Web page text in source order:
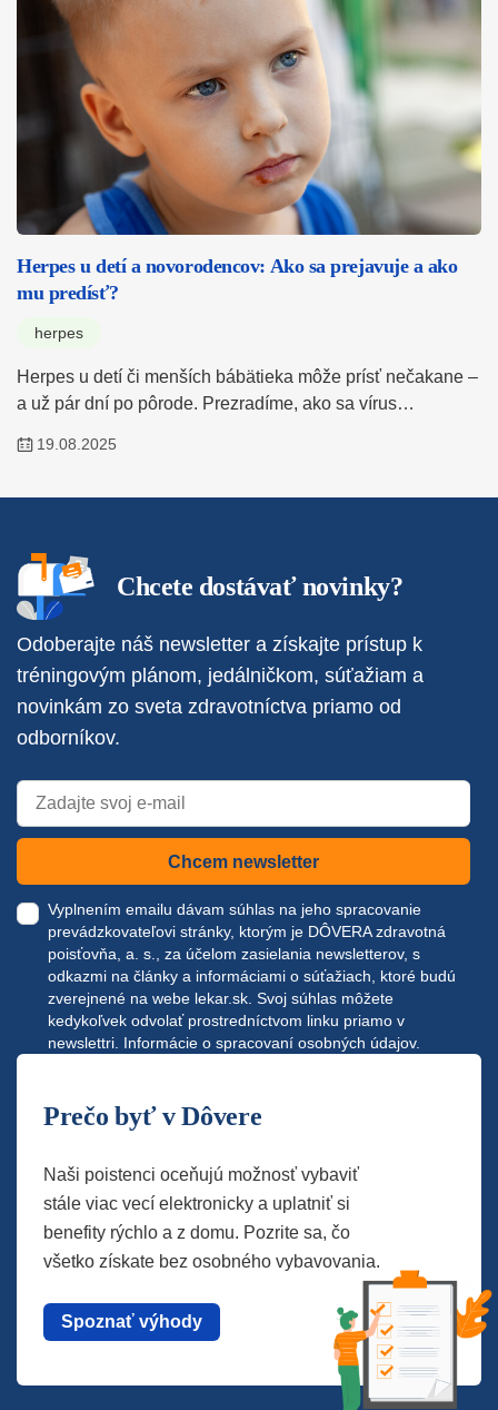
Herpes u detí a novorodencov: Ako sa prejavuje a ako
mu predísť?
herpes
Herpes u detí či menších bábätieka môže prísť nečakane –
a už pár dní po pôrode. Prezradíme, ako sa vírus…
19.08.2025
Chcete dostávať novinky?
Odoberajte náš newsletter a získajte prístup k
tréningovým plánom, jedálničkom, súťažiam a
novinkám zo sveta zdravotníctva priamo od
odborníkov.
Chcem newsletter
Vyplnením emailu dávam súhlas na jeho spracovanie
prevádzkovateľovi stránky, ktorým je DÔVERA zdravotná
poisťovňa, a. s., za účelom zasielania newsletterov, s
odkazmi na články a informáciami o súťažiach, ktoré budú
zverejnené na webe lekar.sk . Svoj súhlas môžete
kedykoľvek odvolať prostredníctvom linku priamo v
newslettri. Informácie o spracovaní osobných údajov.
Prečo byť v Dôvere
Naši poistenci oceňujú možnosť vybaviť
stále viac vecí elektronicky a uplatniť si
benefity rýchlo a z domu. Pozrite sa, čo
všetko získate bez osobného vybavovania.
Spoznať výhody